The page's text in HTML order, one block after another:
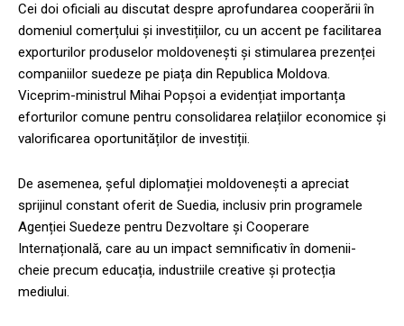
Cei doi oficiali au discutat despre aprofundarea cooperării în
domeniul comerțului și investițiilor, cu un accent pe facilitarea
exporturilor produselor moldovenești și stimularea prezenței
companiilor suedeze pe piața din Republica Moldova.
Viceprim-ministrul Mihai Popșoi a evidențiat importanța
eforturilor comune pentru consolidarea relațiilor economice și
valorificarea oportunităților de investiții.
De asemenea, șeful diplomației moldovenești a apreciat
sprijinul constant oferit de Suedia, inclusiv prin programele
Agenției Suedeze pentru Dezvoltare și Cooperare
Internațională, care au un impact semnificativ în domenii-
cheie precum educația, industriile creative și protecția
mediului.